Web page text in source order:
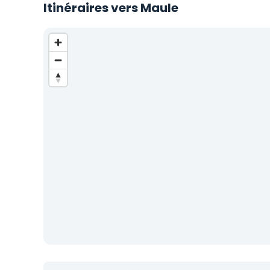
Itinéraires vers Maule